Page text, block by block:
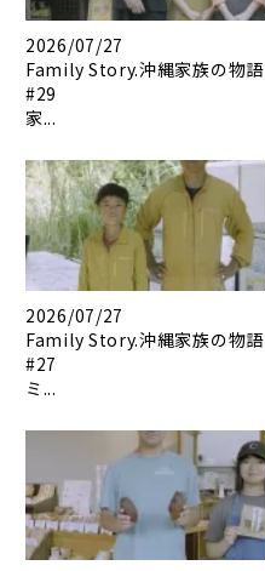
2026/07/27
Family Story.沖縄家族の物語
#29
家...
2026/07/27
Family Story.沖縄家族の物語
#27
ミ...